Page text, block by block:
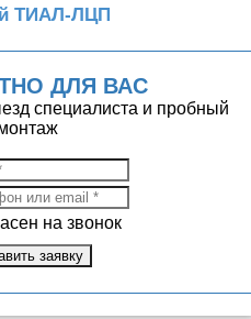
ТИАЛ-ЛЦП
ДЛЯ ВАС
специалиста и пробный
на звонок